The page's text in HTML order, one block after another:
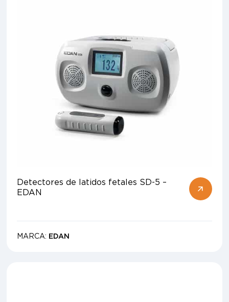
Detectores de latidos fetales SD-5 –
EDAN
MARCA: EDAN